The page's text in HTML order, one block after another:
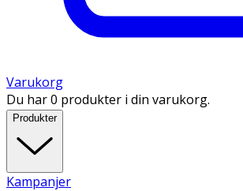
Varukorg
Du har 0 produkter i din varukorg.
Produkter
Kampanjer